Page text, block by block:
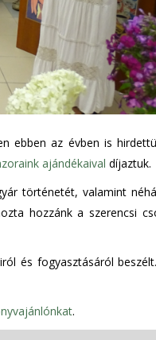
ebben az évben is
ajándékaival díjaztuk.
történetét, valamint
hozzánk a szerencsi
és fogyasztásáról
.